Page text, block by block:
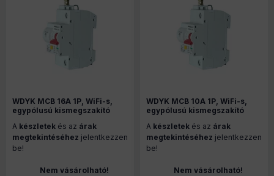
WDYK MCB 16A 1P, WiFi-s,
egypólusú kismegszakító
A készletek és az árak
megtekintéséhez jelentkezzen
be!
Nem vásárolható!
WDYK MCB 10A 1P, WiFi-s,
egypólusú kismegszakító
A készletek és az árak
megtekintéséhez jelentkezzen
be!
Nem vásárolható!